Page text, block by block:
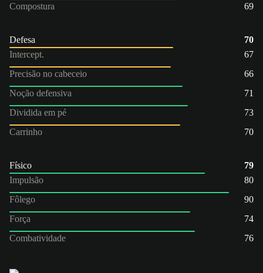
Compostura
69
Defesa
70
Intercept.
67
Precisão no cabeceio
66
Noção defensiva
71
Dividida em pé
73
Carrinho
70
Físico
79
Impulsão
80
Fôlego
90
Força
74
Combatividade
76